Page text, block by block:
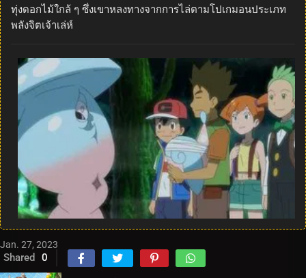
ทุ่งดอกไม้ใกล้ ๆ ซึ่งเขาหลงทางจากการไล่ตามโปเกมอนประเภท
พลังจิตเจ้าเล่ห์
Jan. 27, 2023
Shared 0